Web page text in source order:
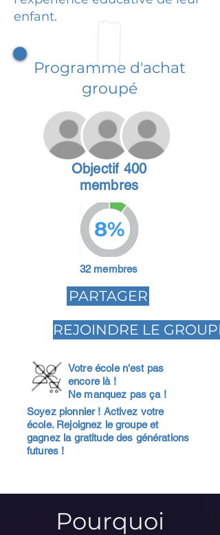
enfant.
Programme d'achat
groupé
Objectif 400
membres
8%
32 membres
PARTAGER
REJOINDRE LE GROUPE
Votre école n'est pas
encore là !
Ne manquez pas ça !
Soyez pionnier ! Activez votre
école. Rejoignez le groupe et
gagnez la gratitude des générations
futures !
Pourquoi